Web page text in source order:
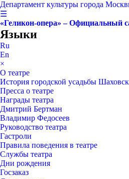
Департамент культуры города
☰
«Геликон-опера» – Официальный
Языки
Ru
En
×
О театре
История городской усадьбы
Пресса о театре
Награды театра
Дмитрий Бертман
Владимир Федосеев
Руководство театра
Гастроли
Правила поведения в театре
Службы театра
Дни рождения
Госзаказ